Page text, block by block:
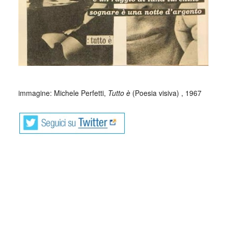
immagine: Michele Perfetti, Tutto è(Poesia visiva) , 1967